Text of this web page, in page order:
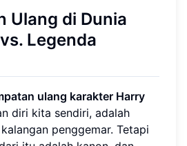
Ulang di Dunia
Legenda
ulang karakter Harry
diri kita sendiri, adalah
penggemar. Tetapi